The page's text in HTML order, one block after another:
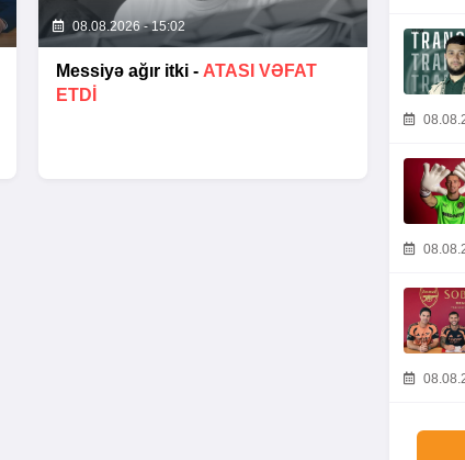
08.08.2026 - 15:02
Messiyə ağır itki - ATASI VƏFAT
ETDI